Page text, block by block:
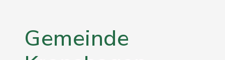
Gemeinde